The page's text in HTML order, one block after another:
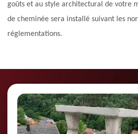
goûts et au style architectural de votre
de cheminée sera installé suivant les
réglementations.